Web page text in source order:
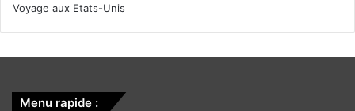
Voyage aux Etats-Unis
Menu rapide :